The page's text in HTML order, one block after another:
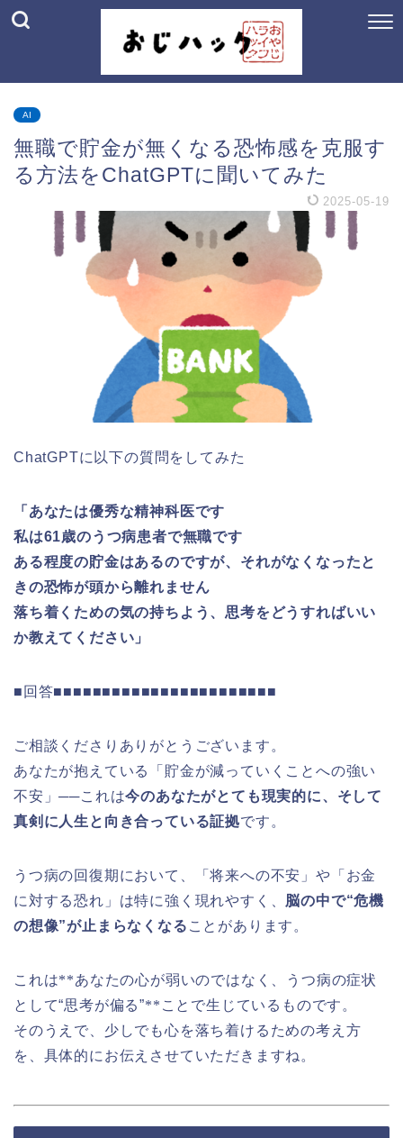
AI
無職で貯金が無くなる恐怖感を克服す
る方法をChatGPTに聞いてみた
2025-05-19
ChatGPTに以下の質問をしてみた
「あなたは優秀な精神科医です
私は61歳のうつ病患者で無職です
ある程度の貯金はあるのですが、それがなくなったと
きの恐怖が頭から離れません
落ち着くための気の持ちよう、思考をどうすればいい
か教えてください」
■回答■■■■■■■■■■■■■■■■■■■■■■■
ご相談くださりありがとうございます。
あなたが抱えている「貯金が減っていくことへの強い
不安」──これは今のあなたがとても現実的に、そして
真剣に人生と向き合っている証拠です。
うつ病の回復期において、「将来への不安」や「お金
に対する恐れ」は特に強く現れやすく、 脳の中で“危機
の想像”が止まらなくなる ことがあります。
これは**あなたの心が弱いのではなく、うつ病の症状
として“思考が偏る”** ことで生じているものです。
そのうえで、少しでも心を落ち着けるための考え方
を、具体的にお伝えさせていただきますね。